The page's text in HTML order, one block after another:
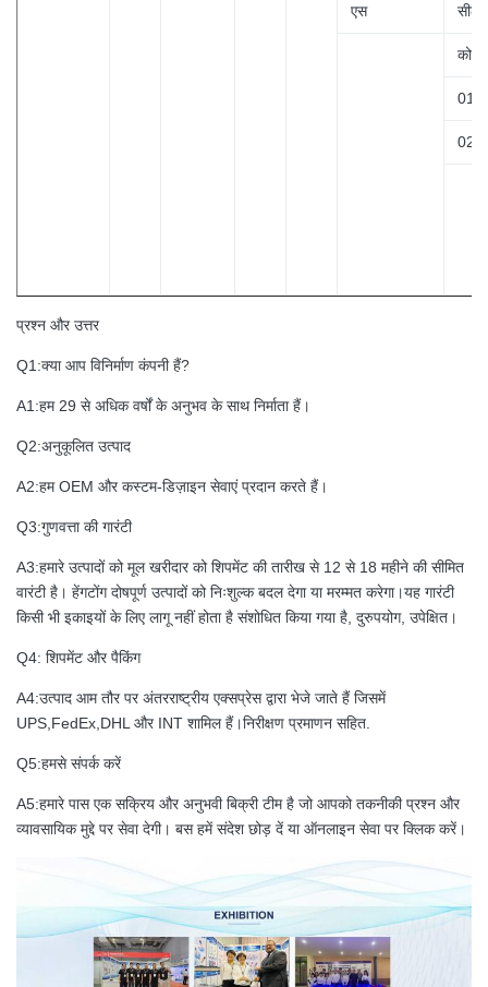
एस
कोड
01
02
प्रश्न और उत्तर
Q1:क्या आप विनिर्माण कंपनी हैं?
A1:हम 29 से अधिक वर्षों के अनुभव के साथ निर्माता हैं।
Q2:अनुकूलित उत्पाद
A2:हम OEM और कस्टम-डिज़ाइन सेवाएं प्रदान करते हैं।
Q3:गुणवत्ता की गारंटी
A3:हमारे उत्पादों को मूल खरीदार को शिपमेंट की तारीख से 12 से 18 महीने की सीमित
वारंटी है। हेंगटोंग दोषपूर्ण उत्पादों को निःशुल्क बदल देगा या मरम्मत करेगा।यह गारंटी
किसी भी इकाइयों के लिए लागू नहीं होता है संशोधित किया गया है, दुरुपयोग, उपेक्षित।
Q4: शिपमेंट और पैकिंग
A4:उत्पाद आम तौर पर अंतरराष्ट्रीय एक्सप्रेस द्वारा भेजे जाते हैं जिसमें
UPS,FedEx,DHL और INT शामिल हैं।निरीक्षण प्रमाणन सहित.
Q5:हमसे संपर्क करें
A5:हमारे पास एक सक्रिय और अनुभवी बिक्री टीम है जो आपको तकनीकी प्रश्न और
व्यावसायिक मुद्दे पर सेवा देगी। बस हमें संदेश छोड़ दें या ऑनलाइन सेवा पर क्लिक करें।